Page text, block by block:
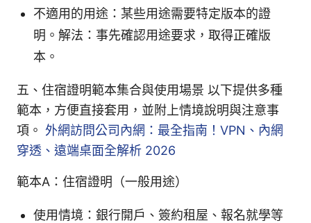
不適用的用途：某些用途需要特定版本的證
明。解法：事先確認用途要求，取得正確版
本。
五、住宿證明範本集合與使用場景 以下提供多種
範本，方便直接套用，並附上情境說明與注意事
項。 外網訪問公司內網：最全指南！VPN、內網
穿透、遠端桌面全解析 2026
範本A：住宿證明（一般用途）
使用情境：銀行開戶、簽約租屋、報名就學等